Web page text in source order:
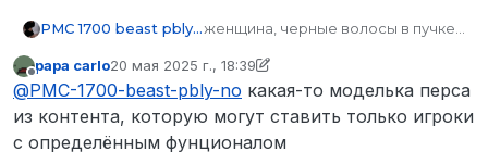
PMC 1700 beast pbly noженщина, черные волосы в пучке,
Не в сети
papa carlo20 мая 2025 г., 18:39
отредактировано papa carlo
@PMC-1700-beast-pbly-no какая-то моделька перса
из контента, которую могут ставить только игроки
с определённым фунционалом